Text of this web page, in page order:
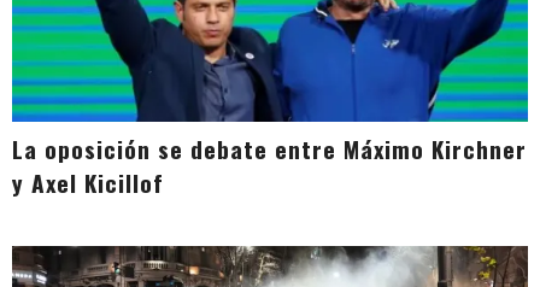
La oposición se debate entre Máximo Kirchner
y Axel Kicillof